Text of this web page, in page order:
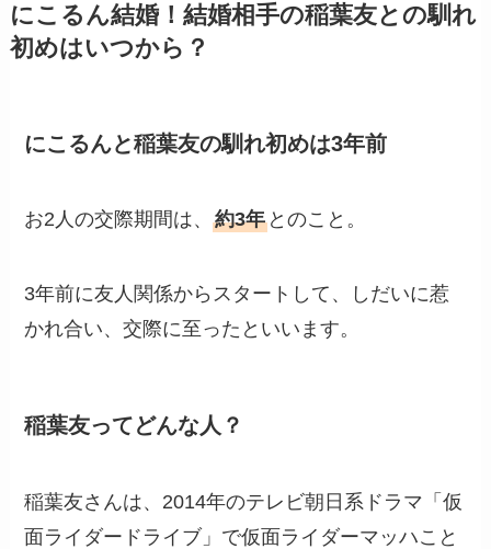
にこるん結婚！結婚相手の稲葉友との馴れ
初めはいつから？
にこるんと稲葉友の馴れ初めは3年前
お2人の交際期間は、約3年 とのこと。
3年前に友人関係からスタートして、しだいに惹
かれ合い、交際に至ったといいます。
稲葉友ってどんな人？
稲葉友さんは、2014年のテレビ朝日系ドラマ「仮
面ライダードライブ」で仮面ライダーマッハこと